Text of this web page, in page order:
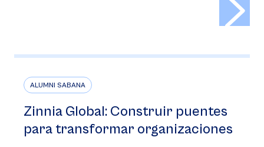
ALUMNI SABANA
Zinnia Global: Construir puentes
para transformar organizaciones